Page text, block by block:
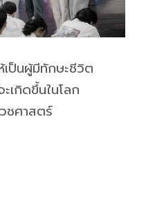
ป็นผู้มีทักษะชีวิต
เกิดขึ้นในโลก
ชศาสตร์